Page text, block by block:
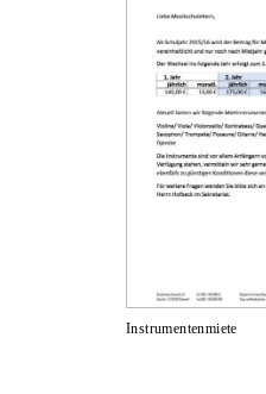
Instrumentenmiete